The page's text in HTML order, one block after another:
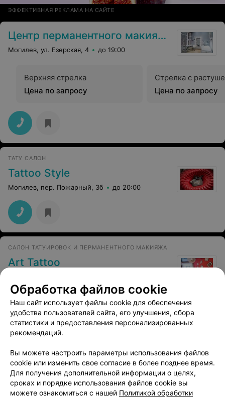
ЭФФЕКТИВНАЯ РЕКЛАМА НА САЙТЕ
Центр перманентного макияжа
Могилев, ул. Езерская, 4 до 19:00
Верхняя стрелка
Цена по запросу
Стрелка с
Цена по запросу
ТАТУ САЛОН
Tattoo Style
Могилев, пер. Пожарный, 3б до 20:00
САЛОН ТАТУИРОВОК И ПЕРМАНЕНТНОГО МАКИЯЖА
Art Tattoo
Стрелка классическая
Цена по запросу
Стрелка с
Цена по запросу
Обработка файлов cookie
Наш сайт использует файлы cookie для обеспечения
удобства пользователей сайта, его улучшения, сбора
статистики и предоставления персонализированных
рекомендаций.
Вы можете настроить параметры использования файлов
cookie или изменить свое согласие в более позднее время.
Для получения дополнительной информации о целях,
сроках и порядке использования файлов cookie вы
можете ознакомиться с нашей Политикой обработки